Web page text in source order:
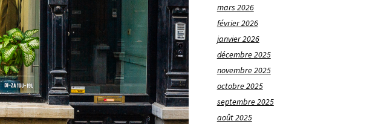
mars 2026
février 2026
janvier 2026
décembre 2025
novembre 2025
octobre 2025
septembre 2025
août 2025